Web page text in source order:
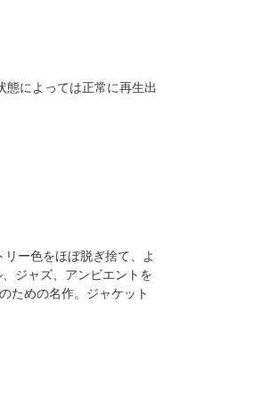
態によっては正常に再生出
ー色をほぼ脱ぎ捨て、よ
ジャズ、アンビエントを
ための名作。ジャケット